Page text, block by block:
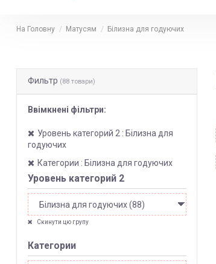
На Головну Матусям Білизна для годуючих
Фильтр (88 товари)
Ввімкнені фільтри:
Уровень категорий 2 : Білизна для
годуючих
Категории : Білизна для годуючих
Уровень категорий 2
Скинути цю групу
Категории